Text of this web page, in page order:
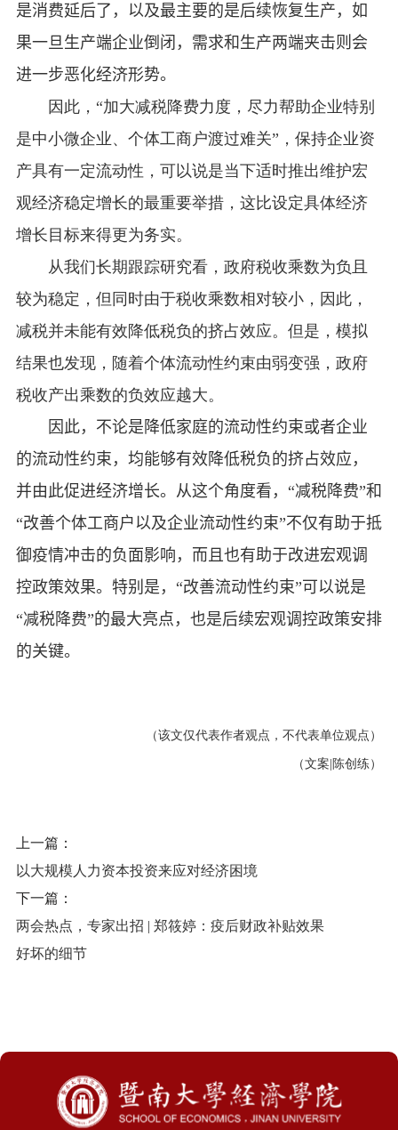
是消费延后了，以及最主要的是后续恢复生产，如
果一旦生产端企业倒闭，需求和生产两端夹击则会
进一步恶化经济形势。
因此，“加大减税降费力度，尽力帮助企业特别
是中小微企业、个体工商户渡过难关”，保持企业资
产具有一定流动性，可以说是当下适时推出维护宏
观经济稳定增长的最重要举措，这比设定具体经济
增长目标来得更为务实。
从我们长期跟踪研究看，政府税收乘数为负且
较为稳定，但同时由于税收乘数相对较小，因此，
减税并未能有效降低税负的挤占效应。但是，模拟
结果也发现，随着个体流动性约束由弱变强，政府
税收产出乘数的负效应越大。
因此，不论是降低家庭的流动性约束或者企业
的流动性约束，均能够有效降低税负的挤占效应，
并由此促进经济增长。从这个角度看， “减税降费”和
“改善个体工商户以及企业流动性约束”不仅有助于抵
御疫情冲击的负面影响， 而且也有助于改进宏观调
控政策效果。特别是， “改善流动性约束”可以说是
“减税降费”的最大亮点， 也是后续宏观调控政策安排
的关键。
（该文仅代表作者观点，不代表单位观点）
（文案| 陈创练）
上一篇：
以大规模人力资本投资来应对经济困境
下一篇：
两会热点，专家出招 | 郑筱婷：疫后财政补贴效果
好坏的细节